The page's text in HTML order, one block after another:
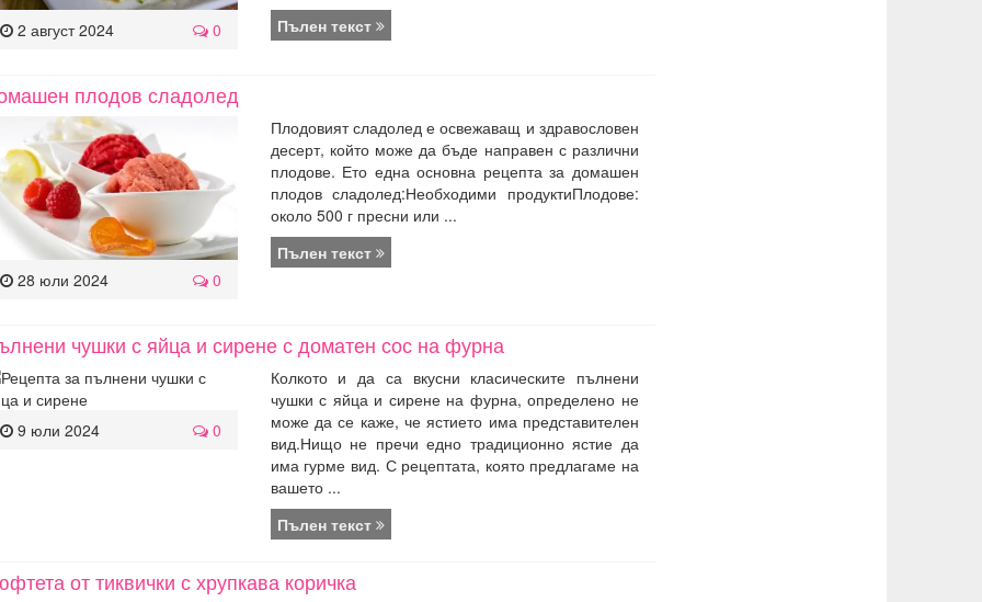
2 август 2024 0
Пълен текст
плодов сладолед
28 юли 2024 0
Плодовият сладолед е освежаващ и здравословен
десерт, който може да бъде направен с различни
плодове. Ето една основна рецепта за домашен
плодов сладолед:Необходими продуктиПлодове:
около 500 г пресни или ...
Пълен текст
чушки с яйца и сирене с доматен сос на фурна
9 юли 2024 0
Колкото и да са вкусни класическите пълнени
чушки с яйца и сирене на фурна, определено не
може да се каже, че ястието има представителен
вид.Нищо не пречи едно традиционно ястие да
има гурме вид. С рецептата, която предлагаме на
вашето ...
Пълен текст
от тиквички с хрупкава коричка